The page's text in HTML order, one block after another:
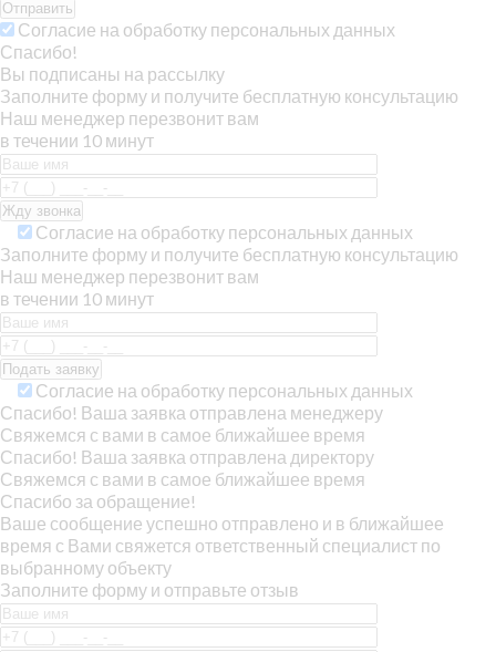
Отправить
Согласие на обработку персональных данных
Спасибо!
Вы подписаны на рассылку
Заполните форму и получите бесплатную консультацию
Наш менеджер перезвонит вам
в течении 10 минут
Согласие на обработку персональных данных
Заполните форму и получите бесплатную консультацию
Наш менеджер перезвонит вам
в течении 10 минут
Согласие на обработку персональных данных
Спасибо! Ваша заявка отправлена менеджеру
Свяжемся с вами в самое ближайшее время
Спасибо! Ваша заявка отправлена директору
Свяжемся с вами в самое ближайшее время
Спасибо за обращение!
Ваше сообщение успешно отправлено и в ближайшее
время с Вами свяжется ответственный специалист по
выбранному объекту
Заполните форму и отправьте отзыв